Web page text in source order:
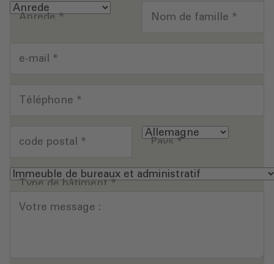
Anrede* Nom de famille *
e-mail *
Téléphone *
code postal * Pays*
Type de bâtiment*
Votre message :